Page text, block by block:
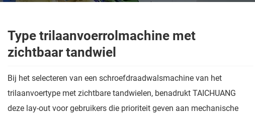
Type trilaanvoerrolmachine met
zichtbaar tandwiel
Bij het selecteren van een schroefdraadwalsmachine van het
trilaanvoertype met zichtbare tandwielen, benadrukt TAICHUANG
deze lay-out voor gebruikers die prioriteit geven aan mechanische